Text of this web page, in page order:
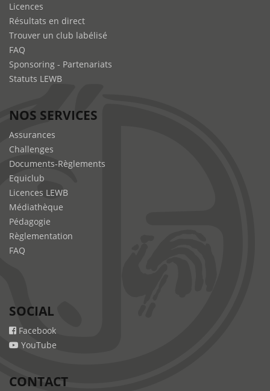
Licences
Résultats en direct
Trouver un club labélisé
FAQ
Sponsoring - Partenariats
Statuts LEWB
NOS SERVICES
Assurances
Challenges
Documents-Règlements
Equiclub
Licences LEWB
Médiathèque
Pédagogie
Règlementation
FAQ
SOCIAL
Facebook
YouTube
CONTACT